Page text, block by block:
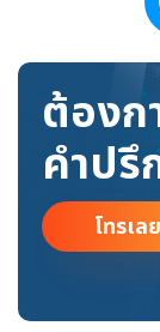
ต้องก
คำปรึ
โทรเล